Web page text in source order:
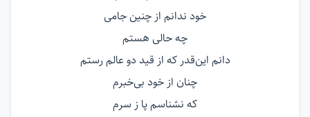
خود ندانم از چنین جامی
چه حالی هستم
دانم این‌قدر که از قید دو عالم رستم
چنان از خود بی‌خبرم
که نشناسم پا ز سرم